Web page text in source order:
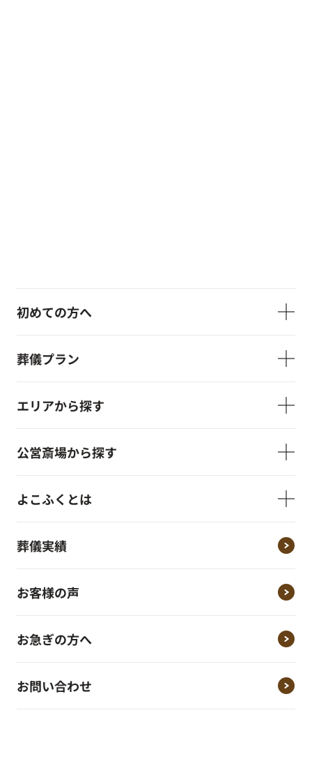
初めての方へ
葬儀プラン
エリアから探す
公営斎場から探す
よこふくとは
葬儀実績
お客様の声
お急ぎの方へ
お問い合わせ